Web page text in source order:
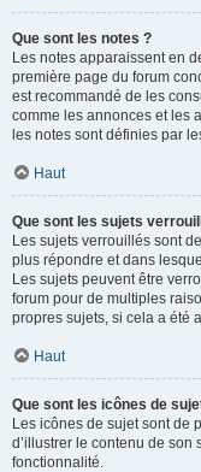
Que sont les notes ?
Les notes apparaissent en
première page du forum
est recommandé de les
comme les annonces et les
les notes sont définies par
Haut
Que sont les sujets
Les sujets verrouillés sont
plus répondre et dans
Les sujets peuvent être
forum pour de multiples
propres sujets, si cela a été
Haut
Que sont les icônes de
Les icônes de sujet sont de
d’illustrer le contenu de son
fonctionnalité.